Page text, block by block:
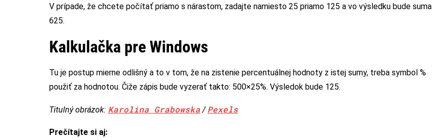
V prípade, že chcete počítať priamo s nárastom, zadajte namiesto 25 priamo 125 a vo výsledku bude suma
625.
Kalkulačka pre Windows
Tu je postup mierne odlišný a to v tom, že na zistenie percentuálnej hodnoty z istej sumy, treba symbol %
použiť za hodnotou. Čiže zápis bude vyzerať takto: 500×25%. Výsledok bude 125.
Titulný obrázok: Karolina Grabowska/ Pexels
Prečítajte si aj: